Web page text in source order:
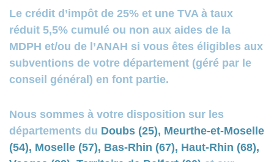
Le crédit d’impôt de 25% et une TVA à taux
réduit 5,5% cumulé ou non aux aides de la
MDPH et/ou de l’ANAH si vous êtes éligibles aux
subventions de votre département (géré par le
conseil général) en font partie.
Nous sommes à votre disposition sur les
départements du Doubs (25), Meurthe-et-Moselle
(54), Moselle (57), Bas-Rhin (67), Haut-Rhin (68),